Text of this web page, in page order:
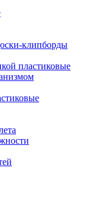
клипборды
пластиковые